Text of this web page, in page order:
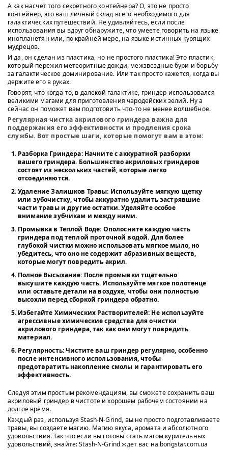
А как насчет того секретного контейнера? О, это не просто
контейнер, это ваш личный склад всего необходимого для
галактических путешествий. Не удивляйтесь, если после
использования вы вдруг обнаружите, что умеете говорить на языке
инопланетян или, по крайней мере, на языке истинных курящих
мудрецов.
И да, он сделан из пластика, но не простого пластика! Это пластик,
который пережил метеоритные дожди, межзвездные бури и борьбу
за галактическое доминирование. Или так просто кажется, когда вы
держите его в руках.
Говорят, что когда-то, в далекой галактике, гриндер использовался
великими магами для приготовления чародейских зелий. Ну а
сейчас он поможет вам подготовить что-то не менее волшебное.
Регулярная чистка акрилового гриндера важна для
поддержания его эффективности и продления срока
службы. Вот простые шаги, которые помогут вам в этом:
Разборка Гриндера:Начните с аккуратной разборки
вашего гриндера. Большинство акриловых гриндеров
состоят из нескольких частей, которые легко
отсоединяются.
Удаление Залишков Травы: Используйте мягкую щетку
или зубочистку, чтобы аккуратно удалить застрявшие
части травы и другие остатки. Уделяйте особое
внимание зубчикам и между ними.
Промывка в Теплой Воде: Ополосните каждую часть
гриндера под теплой проточной водой. Для более
глубокой чистки можно использовать мягкое мыло, но
убедитесь, что оно не содержит абразивных веществ,
которые могут повредить акрил.
Полное Высыхание: После промывки тщательно
высушите каждую часть. Используйте мягкое полотенце
или оставьте детали на воздухе, чтобы они полностью
высохли перед сборкой гриндера обратно.
Избегайте Химических Растворителей: Не используйте
агрессивные химические средства для очистки
акрилового гриндера, так как они могут повредить
материал.
Регулярность:Чистите ваш гриндер регулярно, особенно
после интенсивного использования, чтобы
предотвратить накопление смолы и гарантировать его
эффективность.
Следуя этим простым рекомендациям, вы сможете сохранить ваш
акриловый гриндер в чистоте и хорошем рабочем состоянии на
долгое время.
Каждый раз, используя Stash-N-Grind, вы не просто подготавливаете
травы, вы создаете магию. Магию вкуса, аромата и абсолютного
удовольствия. Так что если вы готовы стать магом курительных
удовольствий, знайте: Stash-N-Grind ждет вас на bongstar.com.ua